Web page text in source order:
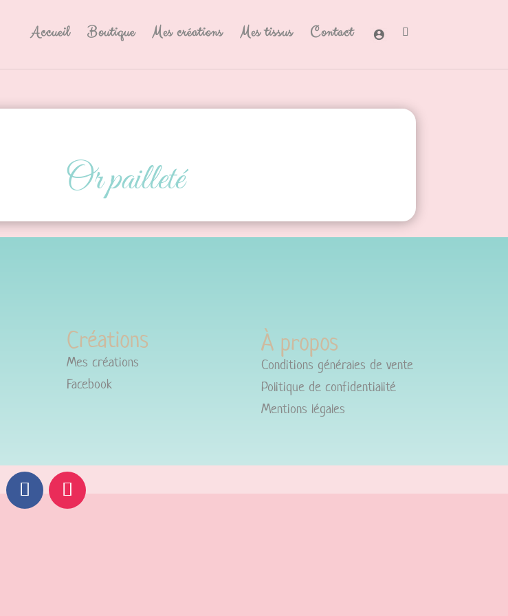
Accueil Boutique Mes créations Mes tissus Contact
Or pailleté
Créations
Mes créations
Facebook
À propos
Conditions générales de vente
Politique de confidentialité
Mentions légales